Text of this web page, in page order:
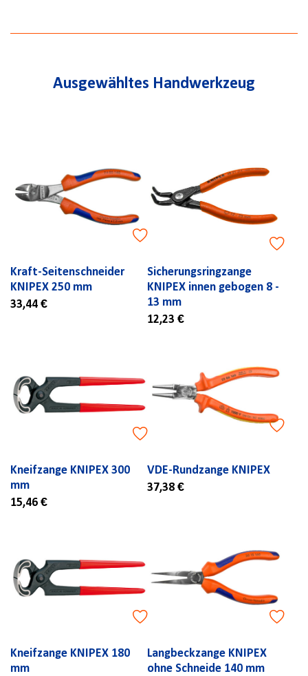
Ausgewähltes Handwerkzeug
Kraft-Seitenschneider
KNIPEX 250 mm
33,44 €
Sicherungsringzange
KNIPEX innen gebogen 8 -
13 mm
12,23 €
Kneifzange KNIPEX 300
mm
15,46 €
VDE-Rundzange KNIPEX
37,38 €
Kneifzange KNIPEX 180
mm
Langbeckzange KNIPEX
ohne Schneide 140 mm